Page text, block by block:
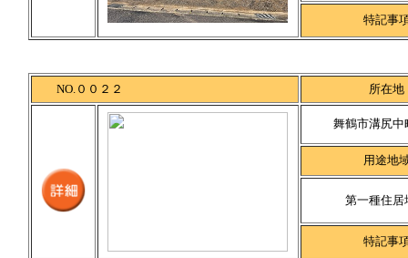
特記事
NO.００２２ 所在地
舞鶴市溝尻中
用途地
第一種住居
特記事